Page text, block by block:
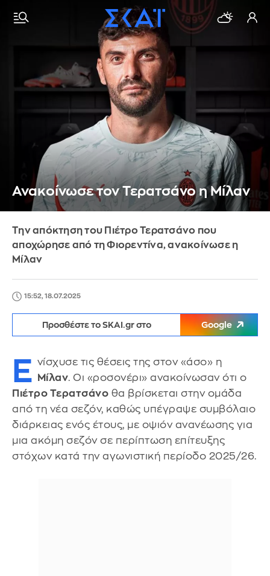
Ανακοίνωσε τον Τερατσάνο η Μίλαν
Την απόκτηση του Πιέτρο Τερατσάνο που
αποχώρησε από τη Φιορεντίνα, ανακοίνωσε η
Μίλαν
15:52, 18.07.2025
Προσθέστε το SKAI.gr στο Google
Ε νίσχυσε τις θέσεις της στον «άσο» η
Μίλαν. Οι «ροσονέρι» ανακοίνωσαν ότι ο
Πιέτρο Τερατσάνο θα βρίσκεται στην ομάδα
από τη νέα σεζόν, καθώς υπέγραψε συμβόλαιο
διάρκειας ενός έτους, με οψιόν ανανέωσης για
μια ακόμη σεζόν σε περίπτωση επίτευξης
στόχων κατά την αγωνιστική περίοδο 2025/26.